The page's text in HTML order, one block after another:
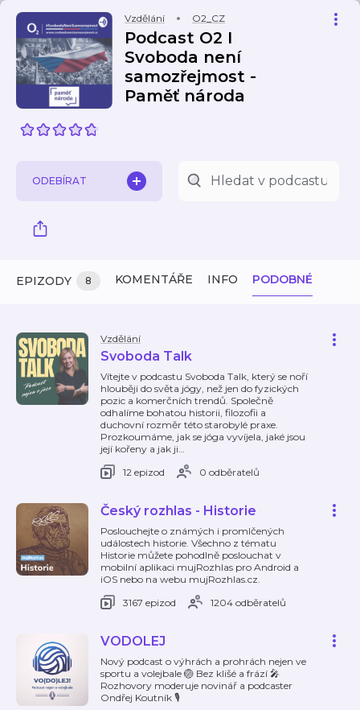
Vzdělání O2_CZ
Podcast O2 I
Svoboda není
samozřejmost -
Paměť národa
ODEBÍRAT
EPIZODY 8 KOMENTÁŘE INFO PODOBNÉ
Vzdělání
Svoboda Talk
Vítejte v podcastu Svoboda Talk, který se noří
hlouběji do světa jógy, než jen do fyzických
pozic a komerčních trendů. Společně
odhalíme bohatou historii, filozofii a
duchovní rozměr této starobylé praxe.
Prozkoumáme, jak se jóga vyvíjela, jaké jsou
její kořeny a jak ji…
12 epizod
0 odběratelů
Český rozhlas - Historie
Poslouchejte o známých i promlčených
událostech historie. Všechno z tématu
Historie můžete pohodlně poslouchat v
mobilní aplikaci mujRozhlas pro Android a
iOS nebo na webu mujRozhlas.cz.
3167 epizod
1204 odběratelů
VODOLEJ
Nový podcast o výhrách a prohrách nejen ve
sportu a volejbale 🏐 Bez klišé a frází 🎤
Rozhovory moderuje novinář a podcaster
Ondřej Koutník 🎙️